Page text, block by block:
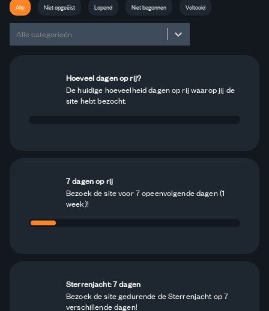
Alle Niet opgeëist Lopend Niet begonnen Voltooid
Alle categorieën
Hoeveel dagen op rij?
De huidige hoeveelheid dagen op rij waarop jij de
site hebt bezocht:
7 dagen op rij
Bezoek de site voor 7 opeenvolgende dagen (1
week)!
Sterrenjacht: 7 dagen
Bezoek de site gedurende de Sterrenjacht op 7
verschillende dagen!